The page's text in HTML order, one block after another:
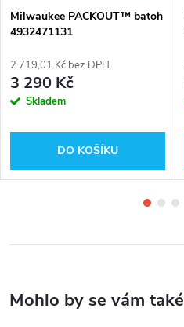
Milwaukee PACKOUT™ batoh
4932471131
2 719,01 Kč bez DPH
3 290 Kč
Skladem
DO KOŠÍKU